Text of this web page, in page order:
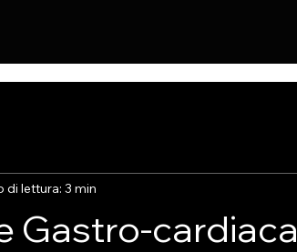
Gastro-cardiaca
di lettura: 3 min